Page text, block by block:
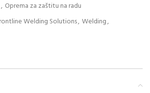
, Oprema za zaštitu na radu
Welding Solutions, Welding,